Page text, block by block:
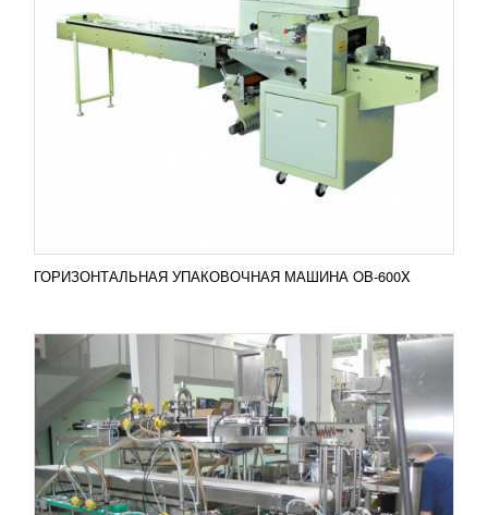
ГОРИЗОНТАЛЬНАЯ УПАКОВОЧНАЯ МАШИНА OB-600X
ЛИНИЯ ПО ПРОИЗВОДСТВУ ЛАЗАНЬИ
УЗНАТЬ ЦЕНУ
Линия по производству лазаньи позволяет
изготовлять полюбившееся многим итальянское
блюдо в промышленных масштабах. Все
Добавить в сравнение
УПАКОВОЧНЫЕ АВТОМАТЫ СЕРИИ PDP
УЗНАТЬ ЦЕНУ